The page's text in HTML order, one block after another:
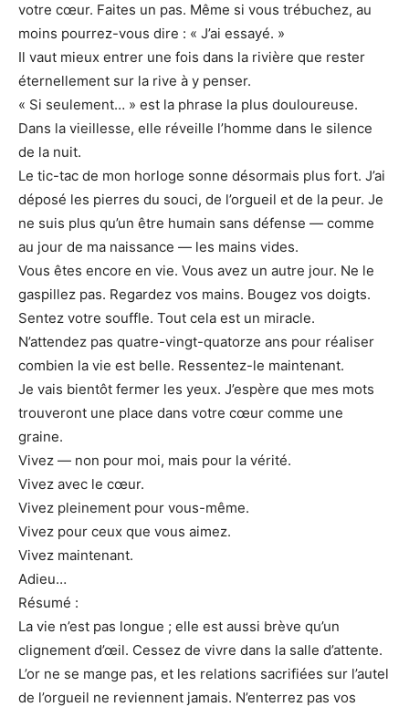
votre cœur. Faites un pas. Même si vous trébuchez, au
moins pourrez-vous dire : « J’ai essayé. »
Il vaut mieux entrer une fois dans la rivière que rester
éternellement sur la rive à y penser.
« Si seulement… » est la phrase la plus douloureuse.
Dans la vieillesse, elle réveille l’homme dans le silence
de la nuit.
Le tic-tac de mon horloge sonne désormais plus fort. J’ai
déposé les pierres du souci, de l’orgueil et de la peur. Je
ne suis plus qu’un être humain sans défense — comme
au jour de ma naissance — les mains vides.
Vous êtes encore en vie. Vous avez un autre jour. Ne le
gaspillez pas. Regardez vos mains. Bougez vos doigts.
Sentez votre souffle. Tout cela est un miracle.
N’attendez pas quatre-vingt-quatorze ans pour réaliser
combien la vie est belle. Ressentez-le maintenant.
Je vais bientôt fermer les yeux. J’espère que mes mots
trouveront une place dans votre cœur comme une
graine.
Vivez — non pour moi, mais pour la vérité.
Vivez avec le cœur.
Vivez pleinement pour vous-même.
Vivez pour ceux que vous aimez.
Vivez maintenant.
Adieu…
Résumé :
La vie n’est pas longue ; elle est aussi brève qu’un
clignement d’œil. Cessez de vivre dans la salle d’attente.
L’or ne se mange pas, et les relations sacrifiées sur l’autel
de l’orgueil ne reviennent jamais. N’enterrez pas vos